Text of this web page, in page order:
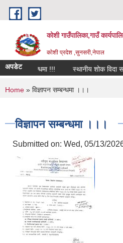
Skip to main content
कोशी गाउँपालिका,गाउँ
काेशी प्रदेश ,सुनसरी,नेपाल
अपडेट
विदा सम्बन्धमा !!!
You are here
Home » विज्ञापन सम्बन्धमा ।।।
विज्ञापन सम्बन्धमा ।।।
Submitted on: Wed, 05/13/